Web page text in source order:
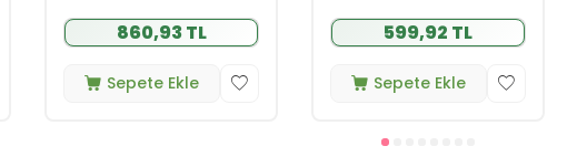
860,93 TL
Sepete Ekle
599,92 TL
Sepete Ekle